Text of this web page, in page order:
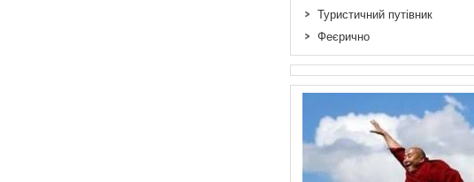
Туристичний путівник
Феєрично